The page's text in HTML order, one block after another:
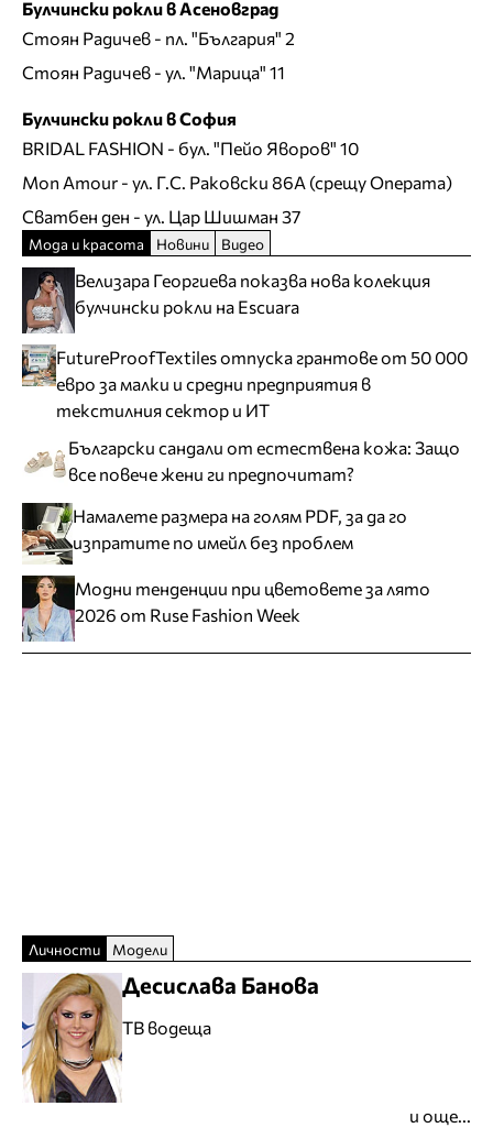
Булчински рокли в Асеновград
Стоян Радичев - пл. "България" 2
Стоян Радичев - ул. "Марица" 11
Булчински рокли в София
BRIDAL FASHION - бул. "Пейо Яворов" 10
Mon Amour - ул. Г.С. Раковски 86А (срещу Операта)
Сватбен ден - ул. Цар Шишман 37
Мода и красота Новини Видео
Велизара Георгиева показва нова колекция
булчински рокли на Escuara
FutureProofTextiles отпуска грантове от 50 000
евро за малки и средни предприятия в
текстилния сектор и ИТ
Български сандали от естествена кожа: Защо
все повече жени ги предпочитат?
Намалете размера на голям PDF, за да го
изпратите по имейл без проблем
Модни тенденции при цветовете за лято
2026 от Ruse Fashion Week
Личности Модели
Десислава Банова
ТВ водеща
и още...